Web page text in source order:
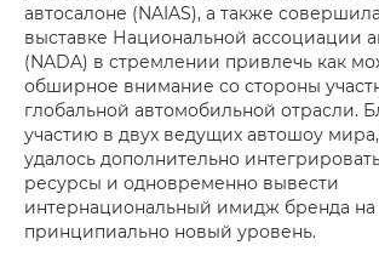
автосалоне (NAIAS), а также
выставке Национальной ассоциации
(NADA) в стремлении привлечь как
обширное внимание со стороны
глобальной автомобильной отрасли.
участию в двух ведущих автошоу
удалось дополнительно
ресурсы и одновременно вывести
интернациональный имидж бренда на
принципиально новый уровень.